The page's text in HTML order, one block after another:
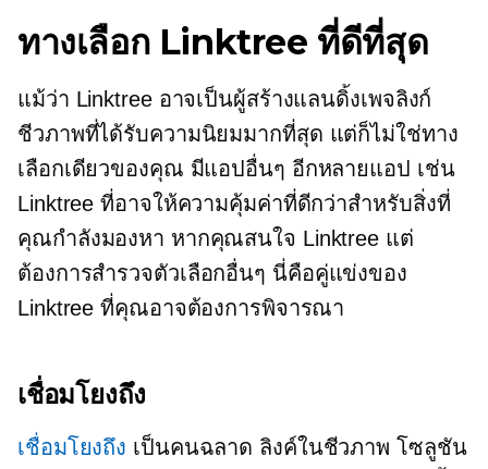
ทางเลือก Linktree ที่ดีที่สุด
แม้ว่า Linktree อาจเป็นผู้สร้างแลนดิ้งเพจลิงก์
ชีวภาพที่ได้รับความนิยมมากที่สุด แต่ก็ไม่ใช่ทาง
เลือกเดียวของคุณ มีแอปอื่นๆ อีกหลายแอป เช่น
Linktree ที่อาจให้ความคุ้มค่าที่ดีกว่าสำหรับสิ่งที่
คุณกำลังมองหา หากคุณสนใจ Linktree แต่
ต้องการสำรวจตัวเลือกอื่นๆ นี่คือคู่แข่งของ
Linktree ที่คุณอาจต้องการพิจารณา
เชื่อมโยงถึง
เชื่อมโยงถึง เป็นคนฉลาด ลิงค์ในชีวภาพ โซลูชัน